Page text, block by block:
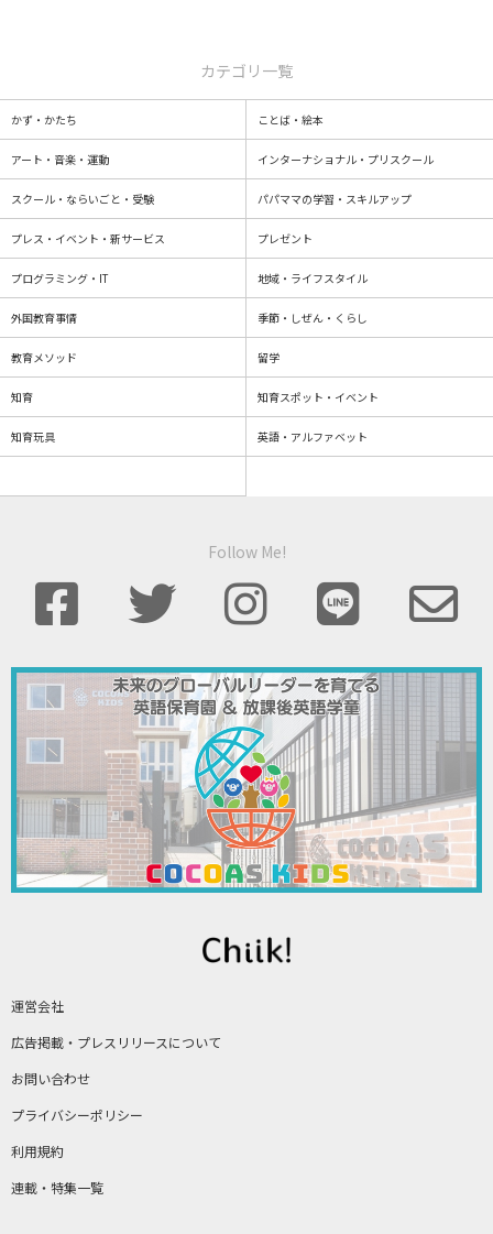
運営会社
広告掲載・プレスリリースについて
お問い合わせ
プライバシーポリシー
利用規約
連載・特集一覧
カテゴリ一覧
かず・かたち ことば・絵本
アート・音楽・運動 インターナショナル・プリスクール
スクール・ならいごと・受験 パパママの学習・スキルアップ
プレス・イベント・新サービス プレゼント
プログラミング・IT 地域・ライフスタイル
外国教育事情 季節・しぜん・くらし
教育メソッド 留学
知育 知育スポット・イベント
知育玩具 英語・アルファベット
Follow Me!